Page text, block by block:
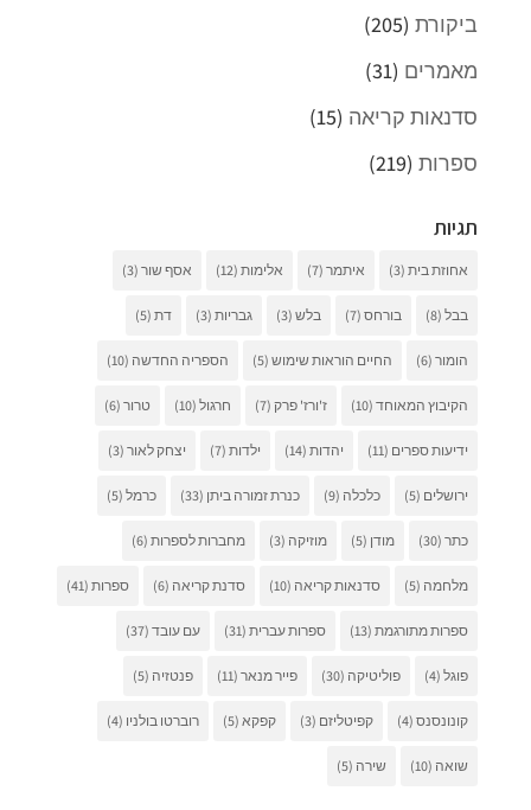
ביקורת(205)
מאמרים (31)
סדנאות קריאה (15)
ספרות(219)
תגיות
אחוזת בית(3) איתמר(7) אלימות(12) אסף שור(3)
בבל(8) בורחס(7) בלש(3) גבריות(3) דת(5)
הומור(6) החיים הוראות שימוש(5) הספריה החדשה (10)
הקיבוץ המאוחד(10) ז'ורז' פרק(7) חרגול(10) טרור(6)
ידיעות ספרים (11) יהדות(14) ילדות(7) יצחק לאור(3)
ירושלים (5) כלכלה (9) כנרת זמורה ביתן (33) כרמל(5)
כתר(30) מודן (5) מוזיקה (3) מחברות לספרות(6)
מלחמה (5) סדנאות קריאה (10) סדנת קריאה (6) ספרות(41)
ספרות מתורגמת(13) ספרות עברית(31) עם עובד(37)
פוגל(4) פוליטיקה (30) פייר מנאר(11) פנטזיה (5)
קונונסנס(4) קפיטליזם (3) קפקא(5) רוברטו בולניו (4)
שואה (10) שירה (5)